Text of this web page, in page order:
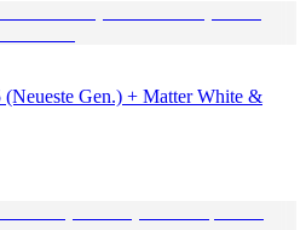
(Neueste Gen.) + Matter White &